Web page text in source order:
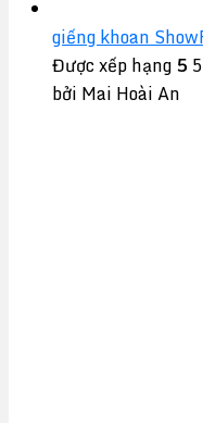
giếng khoan
Được xếp hạng5
bởi Mai Hoài An